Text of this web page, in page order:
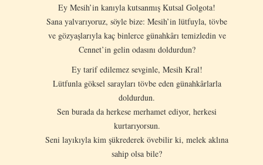
Ey Mesih’in kanıyla kutsanmış Kutsal Golgota!
Sana yalvarıyoruz, söyle bize: Mesih’in lütfuyla, tövbe
ve gözyaşlarıyla kaç binlerce günahkârı temizledin ve
Cennet’in gelin odasını doldurdun?
Ey tarif edilemez sevginle, Mesih Kral!
Lütfunla göksel sarayları tövbe eden günahkârlarla
doldurdun.
Sen burada da herkese merhamet ediyor, herkesi
kurtarıyorsun.
Seni layıkıyla kim şükrederek övebilir ki, melek aklına
sahip olsa bile?